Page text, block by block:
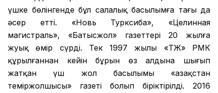
үшке бөлінгенде бұл салалық басылымға тағы да
әсер етті. «Новь Турксиба», «Целинная
магистраль», «Батысжол» газеттері 20 жылға
жуық өмір сүрді. Тек 1997 жылы «ҚТЖ» РМК
құрылғаннан кейін бұрын өз алдына шығып
жатқан үш жол басылымы «Қазақстан
теміржолшысы» газеті болып біріктірілді. 2016